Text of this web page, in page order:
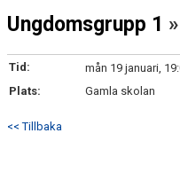
UNGDOMSTOUREN
Ungdomsgrupp 1
Tid:
mån 19 januari,
Plats:
Gamla skolan
<< Tillbaka